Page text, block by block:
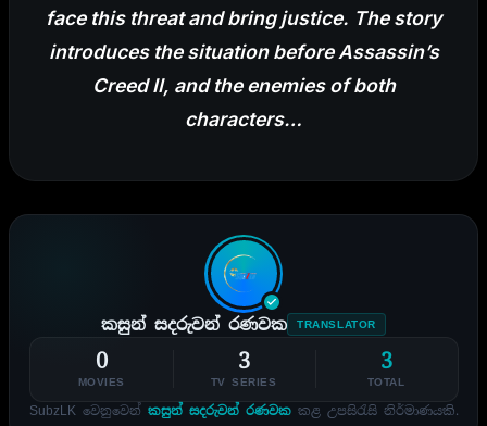
face this threat and bring justice. The story
introduces the situation before Assassin’s
Creed II, and the enemies of both
characters…
කසුන් සදරුවන් රණවක TRANSLATOR
0
MOVIES
3
TV SERIES
3
TOTAL
SubzLK වෙනුවෙන් කසුන් සදරුවන් රණවකකළ උපසිරැසි නිර්මාණයකි.